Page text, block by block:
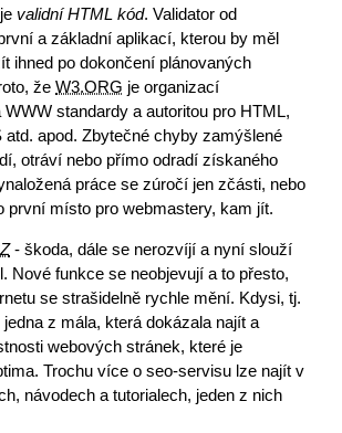
validní HTML kód. Validator od
a základní aplikací, kterou by měl
ihned po dokončení plánovaných
že W3.ORG je organizací
standardy a autoritou pro HTML,
atd. apod. Zbytečné chyby zamýšlené
otráví nebo přímo odradí získaného
práce se zúročí jen zčásti, nebo
první místo pro webmastery, kam jít.
- škoda, dále se nerozvíjí a nyní slouží
Nové funkce se neobjevují a to přesto,
se strašidelně rychle mění. Kdysi, tj.
z mála, která dokázala najít a
webových stránek, které je
Trochu více o seo-servisu lze najít v
návodech a tutorialech, jeden z nich